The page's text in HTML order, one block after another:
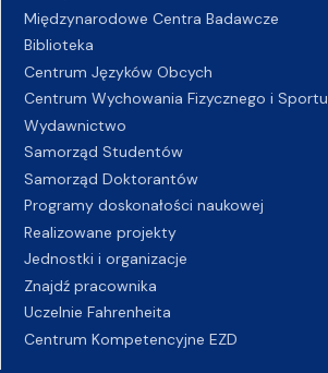
Międzynarodowe Centra Badawcze
Biblioteka
Centrum Języków Obcych
Centrum Wychowania Fizycznego i Sportu
Wydawnictwo
Samorząd Studentów
Samorząd Doktorantów
Programy doskonałości naukowej
Realizowane projekty
Jednostki i organizacje
Znajdź pracownika
Uczelnie Fahrenheita
Centrum Kompetencyjne EZD